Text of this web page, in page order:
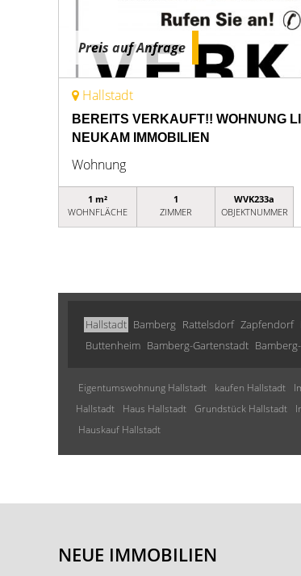
Preis auf Anfrage
Hallstadt
BEREITS VERKAUFT!! WOHNUNG
NEUKAM IMMOBILIEN
Wohnung
1 m²
WOHNFLÄCHE
1
ZIMMER
WVK233a
OBJEKTNUMMER
Hallstadt Bamberg Rattelsdorf Zapfendorf
Buttenheim Bamberg-Gartenstadt
Eigentumswohnung Hallstadt kaufen Hallstadt
Hallstadt
Haus Hallstadt Grundstück Hallstadt
Hauskauf Hallstadt
NEUE IMMOBILIEN